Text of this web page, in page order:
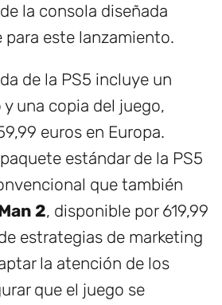
la consola diseñada
este lanzamiento.
de la PS5 incluye un
una copia del juego,
euros en Europa.
estándar de la PS5
que también
2, disponible por 619,99
estrategias de marketing
la atención de los
que el juego se